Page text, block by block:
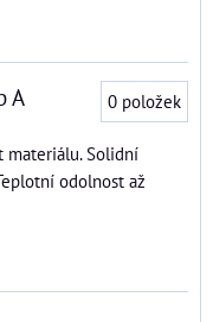
A 0 položek
materiálu. Solidní
odolnost až